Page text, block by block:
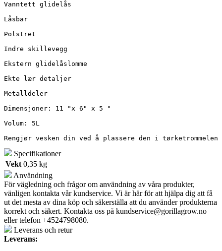
Vanntett glidelås
Låsbar
Polstret
Indre skillevegg
Ekstern glidelåslomme
Ekte lær detaljer
Metalldeler
Dimensjoner: 11 "x 6" x 5 "
Volum: 5L
Rengjør vesken din ved å plassere den i
Specifikationer
Vekt 0,35 kg
Användning
För vägledning och frågor om användning av våra produkter,
vänligen kontakta vår kundservice. Vi är här för att hjälpa dig att få
ut det mesta av dina köp och säkerställa att du använder produkterna
korrekt och säkert. Kontakta oss på kundservice@gorillagrow.no
eller telefon +4524798080.
Leverans och retur
Leverans: